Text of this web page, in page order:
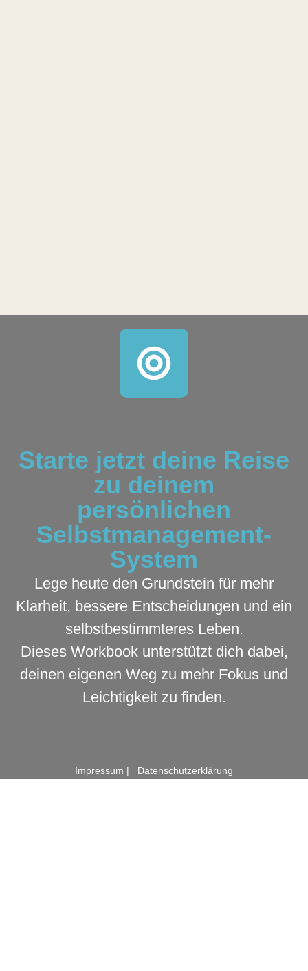
Starte jetzt deine Reise
zu deinem
persönlichen
Selbstmanagement-
System
Lege heute den Grundstein für mehr
Klarheit, bessere Entscheidungen und ein
selbstbestimmteres Leben.
Dieses Workbook unterstützt dich dabei,
deinen eigenen Weg zu mehr Fokus und
Leichtigkeit zu finden.
Impressum | Datenschutzerklärung